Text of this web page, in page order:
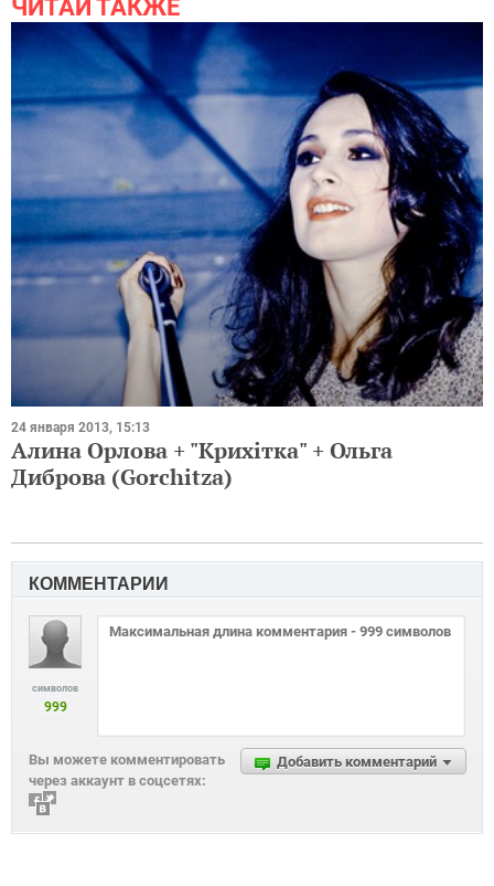
ЧИТАЙ ТАКЖЕ
24 января 2013, 15:13
Алина Орлова + "Крихітка" + Ольга
Диброва (Gorchitza)
КОММЕНТАРИИ
символов
999
Добавить комментарий
Вы можете комментировать
через аккаунт в соцсетях: